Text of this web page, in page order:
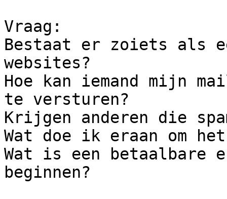
Vraag:
Bestaat er zoiets als
websites?
Hoe kan iemand mijn
te versturen?
Krijgen anderen die
Wat doe ik eraan om
Wat is een betaalbare
beginnen?